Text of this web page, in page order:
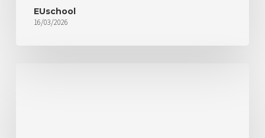
EUschool
16/03/2026